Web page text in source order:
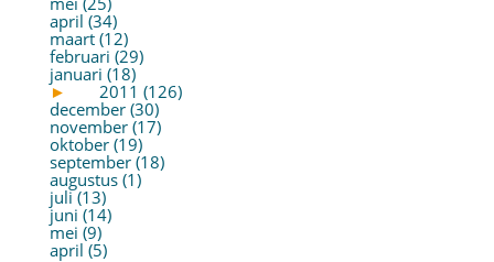
april (34)
maart (12)
februari (29)
januari (18)
►
2011 (126)
december (30)
november (17)
oktober (19)
september (18)
augustus (1)
juli (13)
juni (14)
mei (9)
april (5)